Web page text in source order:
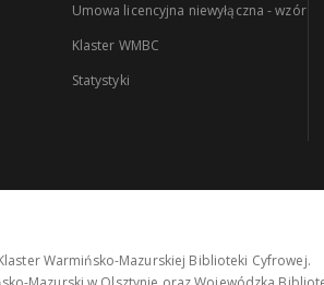
Umowa licencyjna niewyłączna - wzór
Klaster WMBC
Statystyki
Warmińsko-Mazurskiej Biblioteki Cyfrowej.